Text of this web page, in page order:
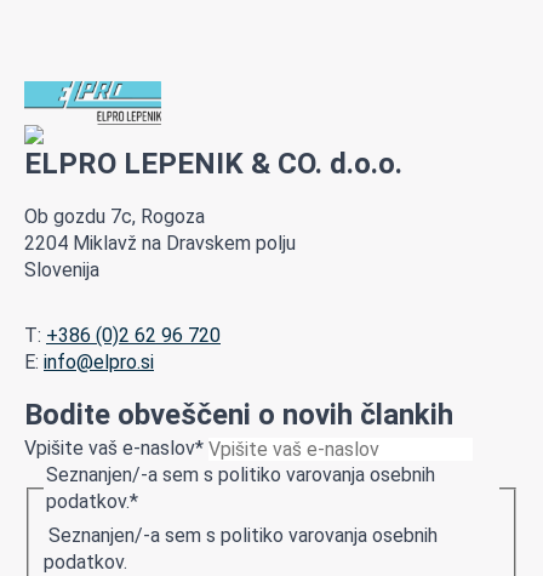
ELPRO LEPENIK & CO. d.o.o.
Ob gozdu 7c, Rogoza
2204 Miklavž na Dravskem polju
Slovenija
T: +386 (0)2 62 96 720
E: info@elpro.si
Bodite obveščeni o novih člankih
Vpišite vaš e-naslov*
Seznanjen/-a sem s politiko varovanja osebnih
podatkov.*
Seznanjen/-a sem s politiko varovanja osebnih
podatkov.